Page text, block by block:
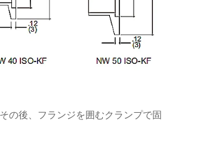
の後、フランジを囲むクランプで固